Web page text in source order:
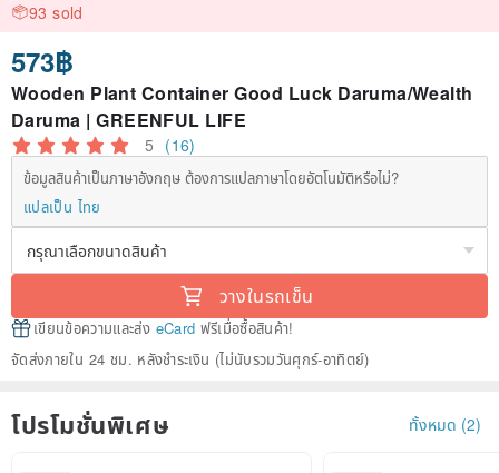
93 sold
573฿
Wooden Plant Container Good Luck Daruma/Wealth
Daruma | GREENFUL LIFE
5 (16)
ข้อมูลสินค้าเป็นภาษาอังกฤษ ต้องการแปลภาษาโดยอัตโนมัติหรือไม่?
แปลเป็น ไทย
วางในรถเข็น
เขียนข้อความและส่ง eCard ฟรีเมื่อซื้อสินค้า!
จัดส่งภายใน 24 ชม. หลังชำระเงิน (ไม่นับรวมวันศุกร์-อาทิตย์)
โปรโมชั่นพิเศษ ทั้งหมด (2)